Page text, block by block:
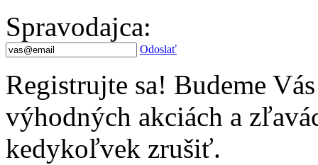
Spravodajca:
Odoslať
Registrujte sa! Budeme
výhodných akciách a
kedykoľvek zrušiť.